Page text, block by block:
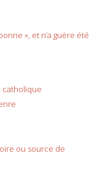
», et n’a guère été
catholique
ou source de